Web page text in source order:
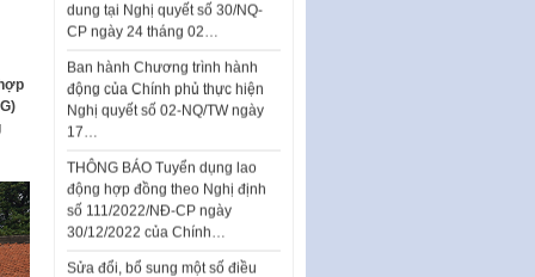
Ban hành Chương trình hành
động của Chính phủ thực hiện
17…
THÔNG BÁO Tuyển dụng lao
động hợp đồng theo Nghị định
30/12/2022 của Chính…
Sửa đổi, bổ sung một số điều
của Thông tư số 320/2016/TT-